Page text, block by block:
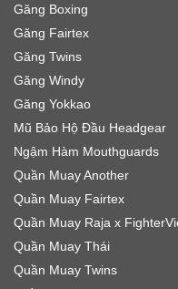
Găng Boxing
Găng Fairtex
Găng Twins
Găng Windy
Găng Yokkao
Mũ Bảo Hộ Đầu Headgear
Ngậm Hàm Mouthguards
Quần Muay Another
Quần Muay Fairtex
Quần Muay Raja x
Quần Muay Thái
Quần Muay Twins